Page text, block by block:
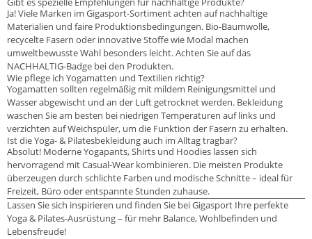
Ja! Viele Marken im Gigasport-Sortiment achten auf nachhaltige
Materialien und faire Produktionsbedingungen. Bio-Baumwolle,
recycelte Fasern oder innovative Stoffe wie Modal machen
umweltbewusste Wahl besonders leicht. Achten Sie auf das
NACHHALTIG-Badge bei den Produkten.
Wie pflege ich Yogamatten und Textilien richtig?
Yogamatten sollten regelmäßig mit mildem Reinigungsmittel und
Wasser abgewischt und an der Luft getrocknet werden. Bekleidung
waschen Sie am besten bei niedrigen Temperaturen auf links und
verzichten auf Weichspüler, um die Funktion der Fasern zu erhalten.
Ist die Yoga- & Pilatesbekleidung auch im Alltag tragbar?
Absolut! Moderne Yogapants, Shirts und Hoodies lassen sich
hervorragend mit Casual-Wear kombinieren. Die meisten Produkte
überzeugen durch schlichte Farben und modische Schnitte – ideal für
Freizeit, Büro oder entspannte Stunden zuhause.
Lassen Sie sich inspirieren und finden Sie bei Gigasport Ihre perfekte
Yoga & Pilates-Ausrüstung – für mehr Balance, Wohlbefinden und
Lebensfreude!